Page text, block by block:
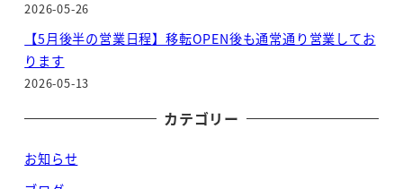
2026-05-26
【5月後半の営業日程】移転OPEN後も通常通り営業してお
ります
2026-05-13
カテゴリー
お知らせ